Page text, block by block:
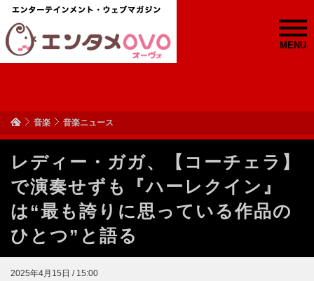
MENU
音楽 音楽ニュース
レディー・ガガ、【コーチェラ】
で演奏せずも『ハーレクイン』
は“最も誇りに思っている作品の
ひとつ”と語る
2025年4月15日 / 15:00